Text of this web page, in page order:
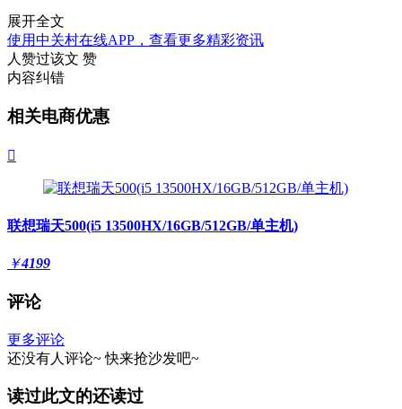
展开全文
使用中关村在线APP，查看更多精彩资讯
人赞过该文 赞
内容纠错
相关电商优惠

联想瑞天500(i5 13500HX/16GB/512GB/单主机)
￥4199
评论
更多评论
还没有人评论~ 快来抢沙发吧~
读过此文的还读过